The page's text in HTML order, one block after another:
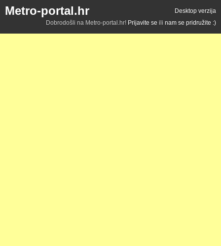
Metro-portal.hr
Desktop verzija
Dobrodošli na Metro-portal.hr! Prijavite se ili nam se pridružite :)